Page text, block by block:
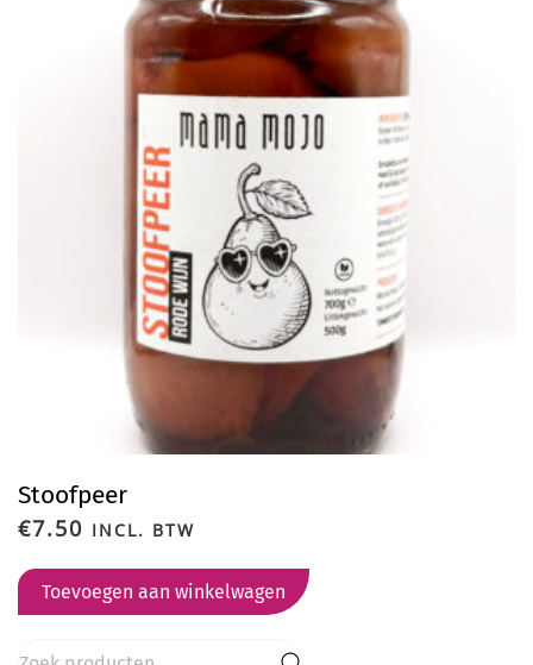
Stoofpeer
€7.50 INCL. BTW
Toevoegen aan winkelwagen
Zoeken